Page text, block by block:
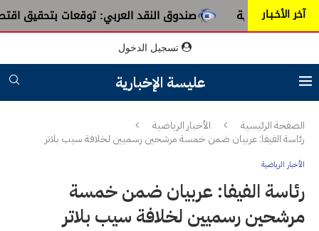
آخر الأخـبـار صندوق النقد العربي: توقعات بتحقيق اقتصاد تونس نموا بـ2.7 % مع استقرار نسبة
تسجيل الدخول
عليسة الإخبارية
الصفحة الرئيسية
الأخبار الرياضية
رئاسة الفيفا: عربيان ضمن خمسة مرشحين رسميين لخلافة سيب بلاتر
الأخبار الرياضية
رئاسة الفيفا: عربيان ضمن خمسة
مرشحين رسميين لخلافة سيب بلاتر